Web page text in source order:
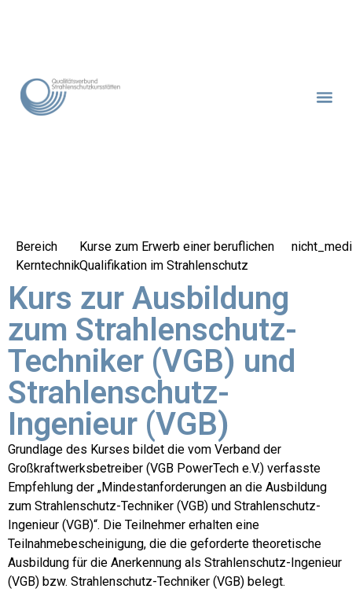
Bereich
Kerntechnik
Kurse zum Erwerb einer beruflichen
Qualifikation im Strahlenschutz
Kurs zur Ausbildung
zum Strahlenschutz-
Techniker (VGB) und
Strahlenschutz-
Ingenieur (VGB)
Grundlage des Kurses bildet die vom Verband der
Großkraftwerksbetreiber (VGB PowerTech e.V.) verfasste
Empfehlung der „Mindestanforderungen an die Ausbildung
zum Strahlenschutz-Techniker (VGB) und Strahlenschutz-
Ingenieur (VGB)“. Die Teilnehmer erhalten eine
Teilnahmebescheinigung, die die geforderte theoretische
Ausbildung für die Anerkennung als Strahlenschutz-Ingenieur
(VGB) bzw. Strahlenschutz-Techniker (VGB) belegt.